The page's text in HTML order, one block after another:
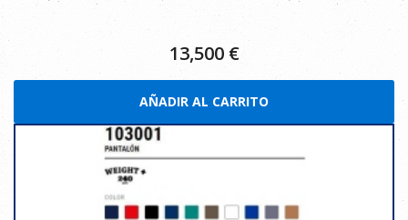
13,500 €
AÑADIR AL CARRITO